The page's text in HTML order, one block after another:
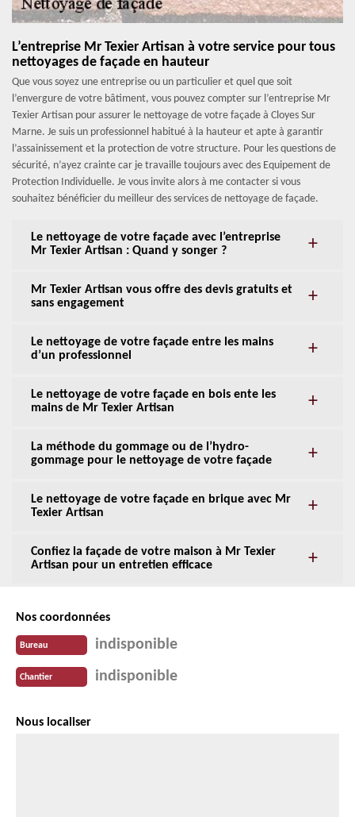
L’entreprise Mr Texier Artisan à votre service pour tous
nettoyages de façade en hauteur
Que vous soyez une entreprise ou un particulier et quel que soit
l’envergure de votre bâtiment, vous pouvez compter sur l’entreprise Mr
Texier Artisan pour assurer le nettoyage de votre façade à Cloyes Sur
Marne. Je suis un professionnel habitué à la hauteur et apte à garantir
l’assainissement et la protection de votre structure. Pour les questions de
sécurité, n’ayez crainte car je travaille toujours avec des Equipement de
Protection Individuelle. Je vous invite alors à me contacter si vous
souhaitez bénéficier du meilleur des services de nettoyage de façade.
Le nettoyage de votre façade avec l’entreprise
Mr Texier Artisan : Quand y songer ?
Mr Texier Artisan vous offre des devis gratuits et
sans engagement
Le nettoyage de votre façade entre les mains
d’un professionnel
Le nettoyage de votre façade en bois ente les
mains de Mr Texier Artisan
La méthode du gommage ou de l’hydro-
gommage pour le nettoyage de votre façade
Le nettoyage de votre façade en brique avec Mr
Texier Artisan
Confiez la façade de votre maison à Mr Texier
Artisan pour un entretien efficace
Nos coordonnées
Bureau indisponible
Chantier indisponible
Nous localiser